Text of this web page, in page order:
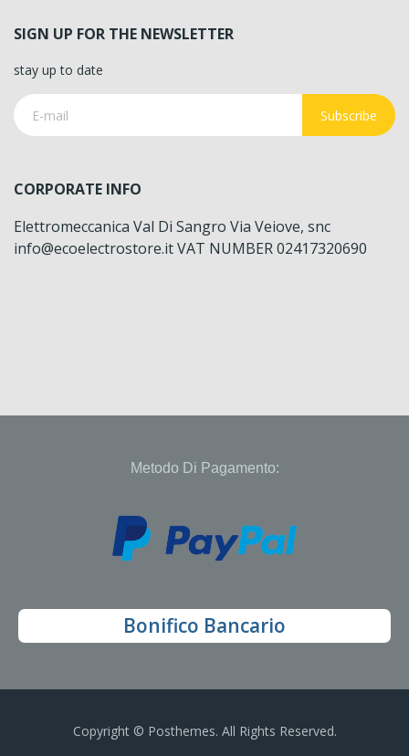
SIGN UP FOR THE NEWSLETTER
stay up to date
Subscribe
CORPORATE INFO
Elettromeccanica Val Di Sangro Via Veiove, snc
info@ecoelectrostore.it VAT NUMBER 02417320690
Metodo Di Pagamento:
Bonifico Bancario
Copyright © Posthemes. All Rights Reserved.